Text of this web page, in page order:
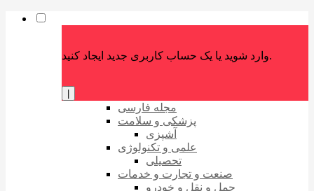
وارد شوید یا یک حساب کاربری جدید ایجاد کنید.
مجله فارسی
پزشکی و سلامت
آشپزی
علمی و تکنولوژی
تحصیلی
صنعت و تجارت و خدمات
حمل و نقل و خودرو